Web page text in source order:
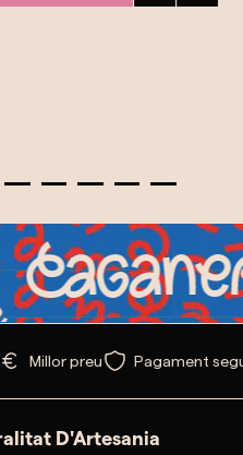
Millor preu Pagament
D'Artesania